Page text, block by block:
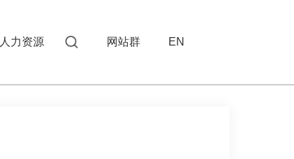
人力资源 网站群 EN